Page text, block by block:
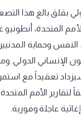
بقلق بالغ هذا
المتحدة،
وحماية
الإنساني الدولي.
تعقيداً مع
لتقارير الأمم المتحدة
عاجلة وفورية.